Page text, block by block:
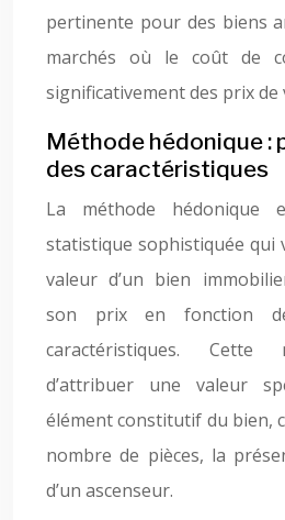
pertinente pour des biens
marchés où le coût de
significativement des prix de
Méthode hédonique :
des caractéristiques
La méthode hédonique
statistique sophistiquée qui
valeur d’un bien
son prix en fonction
caractéristiques. Cette
d’attribuer une valeur
élément constitutif du bien,
nombre de pièces, la
d’un ascenseur.